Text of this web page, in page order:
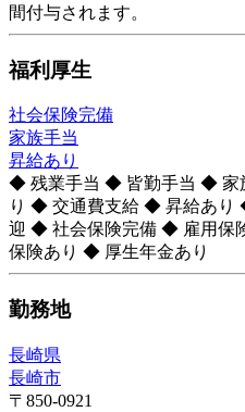
間付与されます。
福利厚生
社会保険完備
家族手当
昇給あり
◆ 残業手当 ◆ 皆勤手当 ◆ 家
り ◆ 交通費支給 ◆ 昇給あり
迎 ◆ 社会保険完備 ◆ 雇用保
保険あり ◆ 厚生年金あり
勤務地
長崎県
長崎市
〒850-0921